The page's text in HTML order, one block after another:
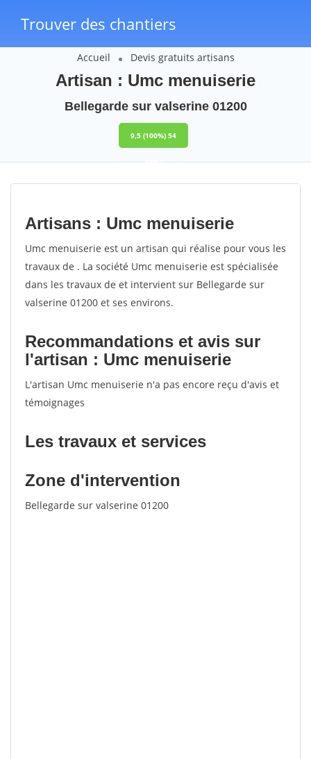
Trouver des chantiers
Accueil Devis gratuits artisans
Artisan : Umc menuiserie
Bellegarde sur valserine 01200
9,5 (100%) 54
votes
Artisans : Umc menuiserie
Umc menuiserie est un artisan qui réalise pour vous les
travaux de . La société Umc menuiserie est spécialisée
dans les travaux de et intervient sur Bellegarde sur
valserine 01200 et ses environs.
Recommandations et avis sur
l'artisan : Umc menuiserie
L'artisan Umc menuiserie n'a pas encore reçu d'avis et
témoignages
Les travaux et services
Zone d'intervention
Bellegarde sur valserine 01200